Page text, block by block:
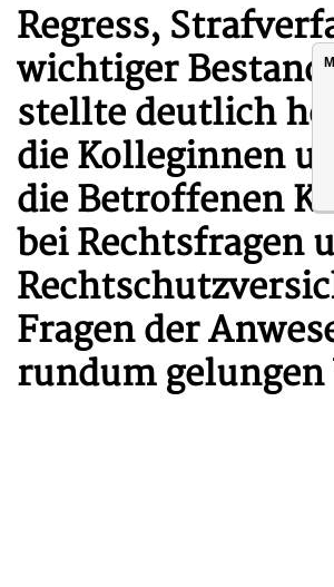
Regress,
wichtiger
stellte deutlich
die Kolleginnen
die Betroffenen
bei Rechtsfragen
Fragen der
rundum